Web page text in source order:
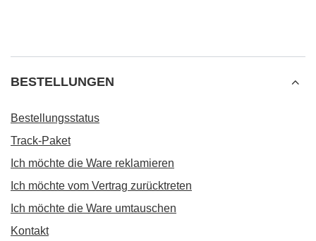
BESTELLUNGEN
Bestellungsstatus
Track-Paket
Ich möchte die Ware reklamieren
Ich möchte vom Vertrag zurücktreten
Ich möchte die Ware umtauschen
Kontakt